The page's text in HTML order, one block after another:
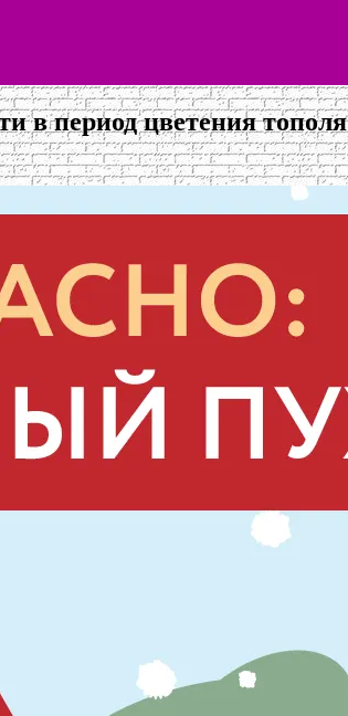
в период цветения тополя